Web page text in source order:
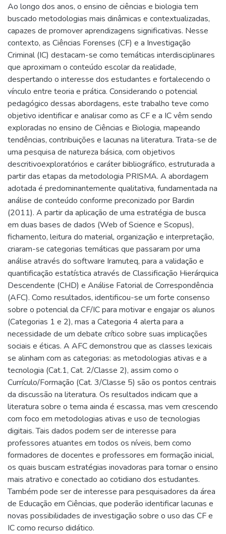
Ao longo dos anos, o ensino de ciências e biologia tem
buscado metodologias mais dinâmicas e contextualizadas,
capazes de promover aprendizagens significativas. Nesse
contexto, as Ciências Forenses (CF) e a Investigação
Criminal (IC) destacam-se como temáticas interdisciplinares
que aproximam o conteúdo escolar da realidade,
despertando o interesse dos estudantes e fortalecendo o
vínculo entre teoria e prática. Considerando o potencial
pedagógico dessas abordagens, este trabalho teve como
objetivo identificar e analisar como as CF e a IC vêm sendo
exploradas no ensino de Ciências e Biologia, mapeando
tendências, contribuições e lacunas na literatura. Trata-se de
uma pesquisa de natureza básica, com objetivos
descritivoexploratórios e caráter bibliográfico, estruturada a
partir das etapas da metodologia PRISMA. A abordagem
adotada é predominantemente qualitativa, fundamentada na
análise de conteúdo conforme preconizado por Bardin
(2011). A partir da aplicação de uma estratégia de busca
em duas bases de dados (Web of Science e Scopus),
fichamento, leitura do material, organização e interpretação,
criaram-se categorias temáticas que passaram por uma
análise através do software Iramuteq, para a validação e
quantificação estatística através de Classificação Hierárquica
Descendente (CHD) e Análise Fatorial de Correspondência
(AFC). Como resultados, identificou-se um forte consenso
sobre o potencial da CF/IC para motivar e engajar os alunos
(Categorias 1 e 2), mas a Categoria 4 alerta para a
necessidade de um debate crítico sobre suas implicações
sociais e éticas. A AFC demonstrou que as classes lexicais
se alinham com as categorias: as metodologias ativas e a
tecnologia (Cat.1, Cat. 2/Classe 2), assim como o
Currículo/Formação (Cat. 3/Classe 5) são os pontos centrais
da discussão na literatura. Os resultados indicam que a
literatura sobre o tema ainda é escassa, mas vem crescendo
com foco em metodologias ativas e uso de tecnologias
digitais. Tais dados podem ser de interesse para
professores atuantes em todos os níveis, bem como
formadores de docentes e professores em formação inicial,
os quais buscam estratégias inovadoras para tornar o ensino
mais atrativo e conectado ao cotidiano dos estudantes.
Também pode ser de interesse para pesquisadores da área
de Educação em Ciências, que poderão identificar lacunas e
novas possibilidades de investigação sobre o uso das CF e
IC como recurso didático.